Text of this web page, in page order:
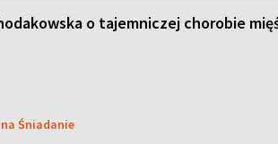
o tajemniczej chorobie
na Śniadanie